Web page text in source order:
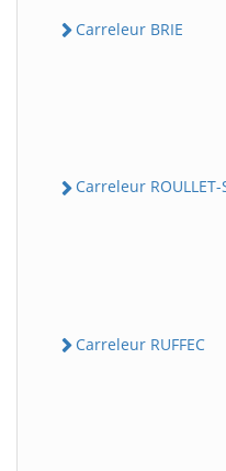
Carreleur BRIE
Carreleur ROULLET-
Carreleur RUFFEC